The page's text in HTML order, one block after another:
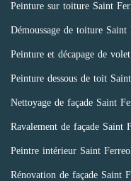
Peinture sur toiture Saint
Démoussage de toiture
Peinture et décapage de
Peinture dessous de toit
Nettoyage de façade Saint
Ravalement de façade Saint
Peintre intérieur Saint
Rénovation de façade Saint